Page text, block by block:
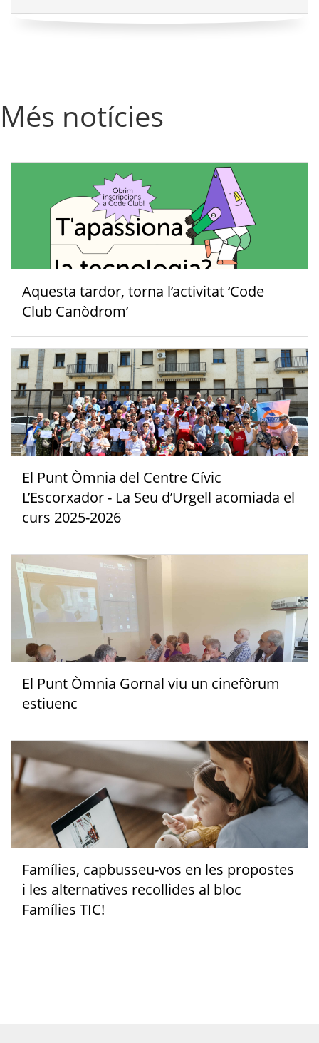
Més notícies
Aquesta tardor, torna l’activitat ‘Code
Club Canòdrom’
El Punt Òmnia del Centre Cívic
L’Escorxador - La Seu d’Urgell acomiada el
curs 2025-2026
El Punt Òmnia Gornal viu un cinefòrum
estiuenc
Famílies, capbusseu-vos en les propostes
i les alternatives recollides al bloc
Famílies TIC!